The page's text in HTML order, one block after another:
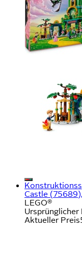
Castle
LEGO®
Ursprünglicher
Aktueller Preis